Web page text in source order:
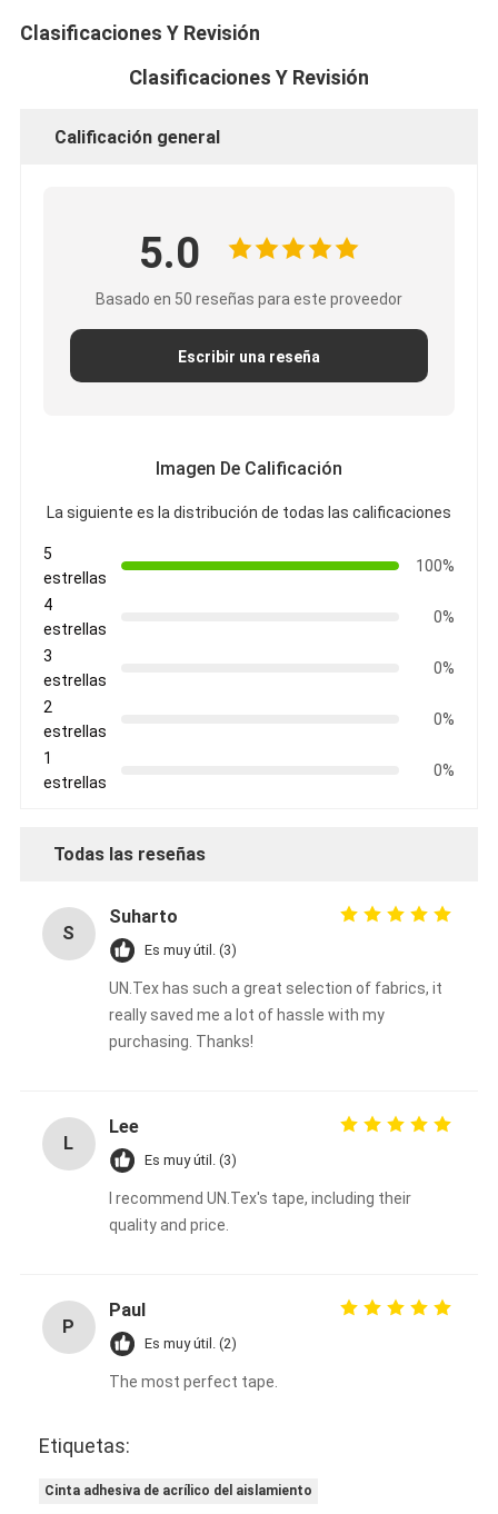
Hogar
Sobre nosotros
Viaje de la fábrica
Control de calidad
Cinta adhesiva del paño de cristal
Cinta adhesiva de la película del Polyimide
Cinta adhesiva del papel de aluminio
Cinta del paño de vidrio del papel de aluminio
Cinta del lienzo ligero de la hoja
Cinta aislante del paño
Cinta adhesiva del ANIMAL DOMÉSTICO
Bastidor de inversión de la precisión
Clasificaciones Y Revisión
Clasificaciones Y Revisión
Calificación general
5.0
Basado en 50 reseñas para este proveedor
Escribir una reseña
Imagen De Calificación
La siguiente es la distribución de todas las calificaciones
5
estrellas
100%
4
estrellas
0%
3
estrellas
0%
2
estrellas
0%
1
estrellas
0%
Todas las reseñas
S
Suharto
Es muy útil. (3)
UN.Tex has such a great selection of fabrics, it
really saved me a lot of hassle with my
purchasing. Thanks!
L
Lee
Es muy útil. (3)
I recommend UN.Tex's tape, including their
quality and price.
P
Paul
Es muy útil. (2)
The most perfect tape.
Etiquetas:
Cinta adhesiva de acrílico del aislamiento